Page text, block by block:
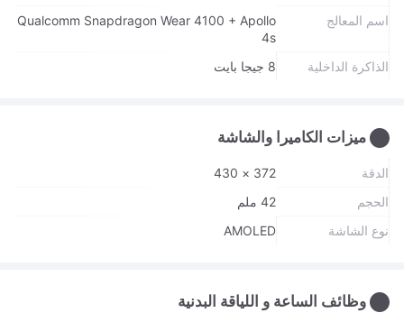
اسم المعالج
Qualcomm Snapdragon Wear 4100 + Apollo
4s
الذاكرة الداخلية
8 جيجا بايت
ميزات الكاميرا والشاشة
الدقة
372 × 430
الحجم
42 ملم
نوع الشاشة
AMOLED
وظائف الساعة و اللياقة البدنية